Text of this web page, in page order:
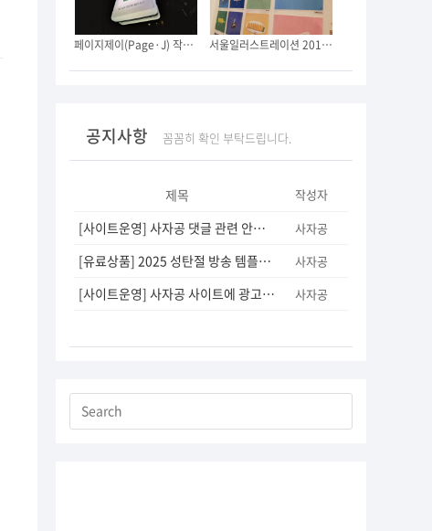
페이지제이(Page·J) 작은 사무실을 오픈했습니다. (긴글 주의) 서울일러스트레이션 2019에 다녀왔어요.
공지사항 꼼꼼히 확인 부탁드립니다.
제목 작성자
[사이트운영] 사자공 댓글 관련 안내 드립니다. (3)
사자공
[유료상품] 2025 성탄절 방송 템플릿을 판매합니다. 사자공
[사이트운영] 사자공 사이트에 광고영역이 추가되었습니다. 사자공